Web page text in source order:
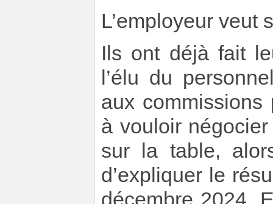
L’employeur veut
Ils ont déjà fait
l’élu du
aux commissions
à vouloir
sur la table,
d’expliquer le